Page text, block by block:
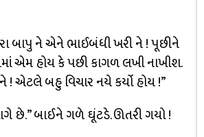
બાપુ ને એને ભાઈબંધી ખરી ને ! પૂછીને
એમ હોય કે પછી કાગળ લખી નાખીશ.
! એટલે બહુ વિચાર નયે કર્યો હોય !”
છે.” બાઈને ગળે ઘૂંટડે. ઊતરી ગયો !